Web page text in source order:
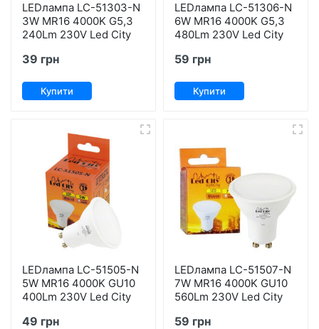
LEDлампа LC-51303-N
3W MR16 4000K G5,3
240Lm 230V Led City
39 грн
Купити
LEDлампа LC-51306-N
6W MR16 4000K G5,3
480Lm 230V Led City
59 грн
Купити
LEDлампа LC-51505-N
5W MR16 4000K GU10
400Lm 230V Led City
49 грн
LEDлампа LC-51507-N
7W MR16 4000K GU10
560Lm 230V Led City
59 грн